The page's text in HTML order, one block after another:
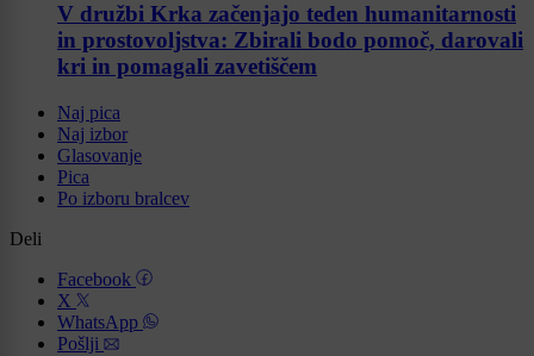
V družbi Krka začenjajo teden humanitarnosti
in prostovoljstva: Zbirali bodo pomoč, darovali
kri in pomagali zavetiščem
Naj pica
Naj izbor
Glasovanje
Pica
Po izboru bralcev
Deli
Facebook
X
WhatsApp
Pošlji